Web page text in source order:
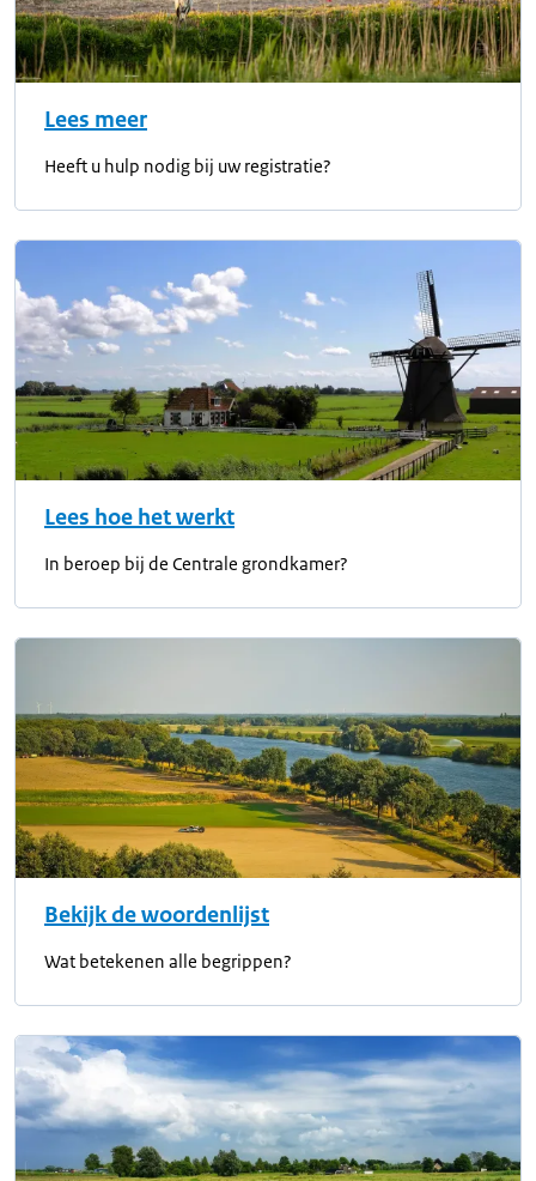
Lees meer
Heeft u hulp nodig bij uw registratie?
Lees hoe het werkt
In beroep bij de Centrale grondkamer?
Bekijk de woordenlijst
Wat betekenen alle begrippen?